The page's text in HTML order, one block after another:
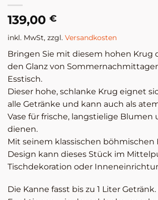
139,00 €
inkl. MwSt, zzgl. Versandkosten
Bringen Sie mit diesem hohen Krug
den Glanz von
Esstisch.
Dieser hohe, schlanke Krug eignet
alle Getränke und kann auch als
Vase für frische, langstielige Blumen
dienen.
Mit seinem klassischen böhmischen
Design kann dieses Stück im
Tischdekoration oder
Die Kanne fasst bis zu 1 Liter